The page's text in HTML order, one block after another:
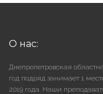
О нас:
Днепропетровская
год подряд занимает 1
2019 года. Наши